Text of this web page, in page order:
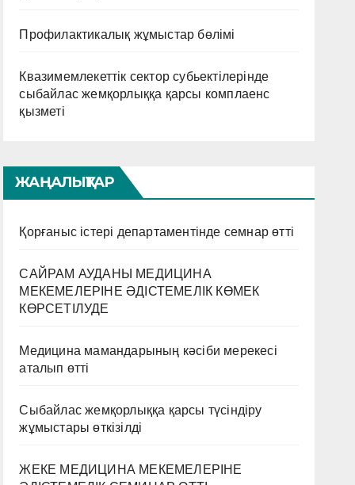
Профилактикалық жұмыстар бөлімі
Квазимемлекеттік сектор субьектілерінде
сыбайлас жемқорлыққа қарсы комплаенс
қызметі
ЖАҢАЛЫҚТАР
Қорғаныс істері департаментінде семнар өтті
САЙРАМ АУДАНЫ МЕДИЦИНА
МЕКЕМЕЛЕРІНЕ ӘДІСТЕМЕЛІК КӨМЕК
КӨРСЕТІЛУДЕ
Медицина мамандарының кәсіби мерекесі
аталып өтті
Сыбайлас жемқорлыққа қарсы түсіндіру
жұмыстары өткізілді
ЖЕКЕ МЕДИЦИНА МЕКЕМЕЛЕРІНЕ